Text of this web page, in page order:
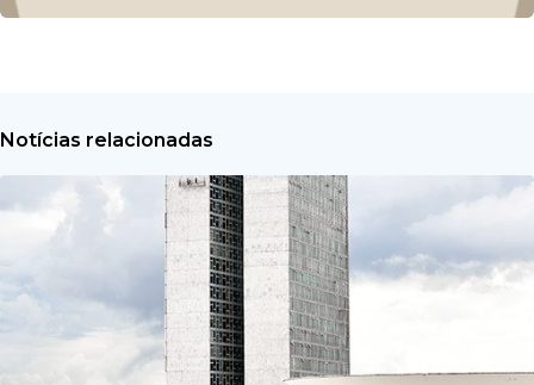
Notícias relacionadas